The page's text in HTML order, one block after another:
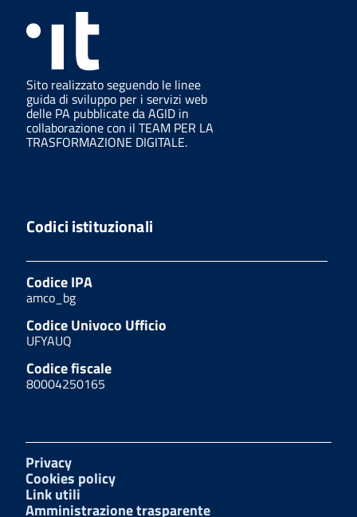
Sito realizzato seguendo le linee
guida di sviluppo per i servizi web
delle PA pubblicate da AGID in
collaborazione con il TEAM PER LA
TRASFORMAZIONE DIGITALE.
Codici istituzionali
Codice IPA
amco_bg
Codice Univoco Ufficio
UFYAUQ
Codice fiscale
80004250165
Privacy
Cookies policy
Link utili
Amministrazione trasparente